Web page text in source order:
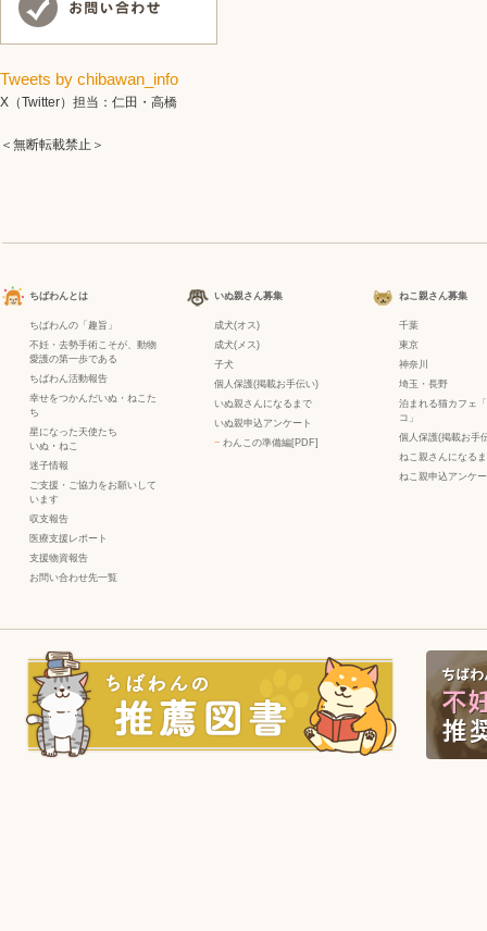
Tweets by chibawan_info
X（Twitter）担当：仁田・高橋
＜無断転載禁止＞
ちばわんとは
ちばわんの「趣旨」
不妊・去勢手術こそが、動物
愛護の第一歩である
ちばわん活動報告
幸せをつかんだいぬ・ねこた
ち
星になった天使たち
いぬ ・ ねこ
迷子情報
ご支援・ご協力をお願いして
います
収支報告
医療支援レポート
支援物資報告
お問い合わせ先一覧
いぬ親さん募集
成犬(オス)
成犬(メス)
子犬
個人保護(掲載お手伝い)
いぬ親さんになるまで
いぬ親申込アンケート
− わんこの準備編[PDF]
ねこ親さん募集
千葉
東京
神奈川
埼玉・長野
泊まれる猫カフェ
コ」
個人保護(掲載お手
ねこ親さんになる
ねこ親申込アンケ